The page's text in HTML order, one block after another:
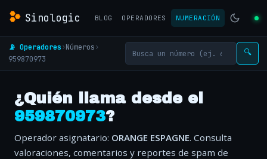
Sinologic BLOG OPERADORES NUMERACIÓN
📡 Operadores›Números›
959870973
🔍
¿Quién llama desde el
959870973?
Operador asignatario: ORANGE ESPAGNE. Consulta
valoraciones, comentarios y reportes de spam de